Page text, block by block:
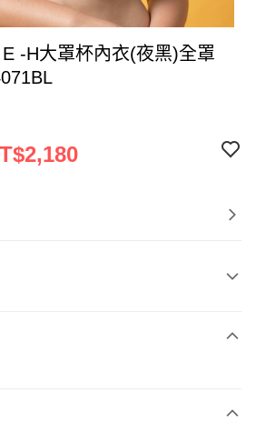
-H大罩杯內衣(夜黑)全罩